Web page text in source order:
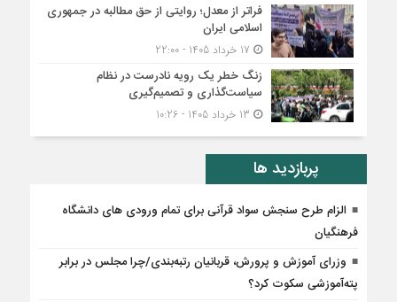
فراتر از معدل؛ روایتی از حق مطالبه در جمهوری
اسلامی ایران
زنگ خطر یک رویه نادرست در نظام
سیاست‌گذاری و تصمیم‌گیری
پربازدید ها
الزام طرح سنجش سواد قرآنی برای تمام ورودی های دانشگاه
فرهنگیان
وزراى آموزش و پرورش، قربانیان رتبه‌بندى/چرا مجلس در برابر
پته‌آموزشی سکوت کرد؟